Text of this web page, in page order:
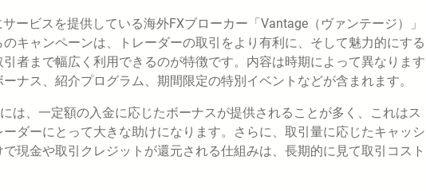
ービスを提供している海外FXブローカー「Vantage（ヴァンテージ）」
キャンペーンは、トレーダーの取引をより有利に、そして魅力的にする
者まで幅広く利用できるのが特徴です。内容は時期によって異なります
ナス、紹介プログラム、期間限定の特別イベントなどが含まれます。
は、一定額の入金に応じたボーナスが提供されることが多く、これはス
ダーにとって大きな助けになります。さらに、取引量に応じたキャッシ
現金や取引クレジットが還元される仕組みは、長期的に見て取引コスト